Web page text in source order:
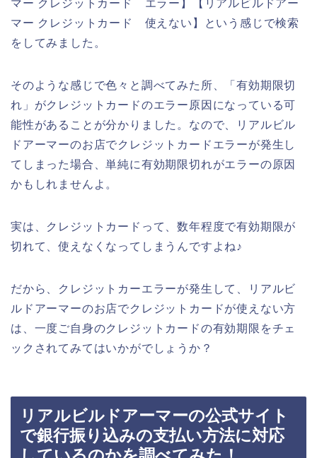
マー クレジットカード エラー】【リアルビルドアー
マー クレジットカード 使えない】という感じで検索
をしてみました。
そのような感じで色々と調べてみた所、「有効期限切
れ」がクレジットカードのエラー原因になっている可
能性があることが分かりました。なので、リアルビル
ドアーマーのお店でクレジットカードエラーが発生し
てしまった場合、単純に有効期限切れがエラーの原因
かもしれませんよ。
実は、クレジットカードって、数年程度で有効期限が
切れて、使えなくなってしまうんですよね♪
だから、クレジットカーエラーが発生して、リアルビ
ルドアーマーのお店でクレジットカードが使えない方
は、一度ご自身のクレジットカードの有効期限をチェ
ックされてみてはいかがでしょうか？
リアルビルドアーマーの公式サイト
で銀行振り込みの支払い方法に対応